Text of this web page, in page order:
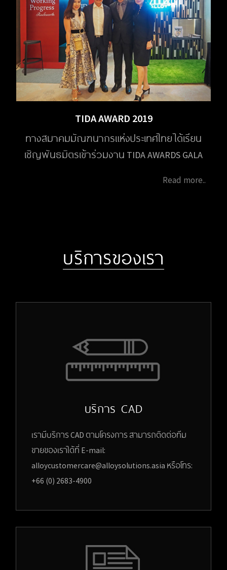
TIDA AWARD 2019
ทางสมาคมมัณฑนากรแห่งประเทศไทย ได้เรียน
เชิญพันธมิตรเข้าร่วมงาน TIDA AWARDS GALA
Read more..
บริการของเรา
บริการ CAD
เรามีบริการ CAD ตามโครงการ สามารถติดต่อทีม
ขายของเราได้ที่ E-mail:
alloycustomercare@alloysolutions.asia หรือโทร:
+66 (0) 2683-4900